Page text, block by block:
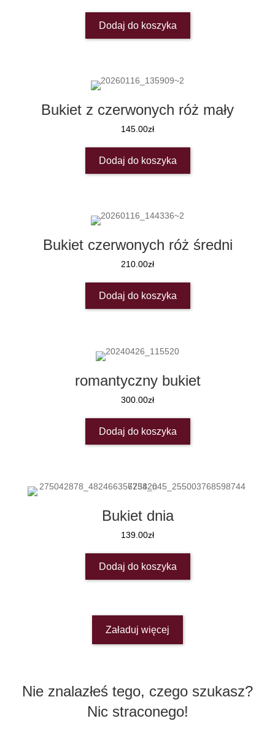
Dodaj do koszyka
Bukiet z czerwonych róż mały
145.00zł
Dodaj do koszyka
Bukiet czerwonych róż średni
210.00zł
Dodaj do koszyka
romantyczny bukiet
300.00zł
Dodaj do koszyka
Bukiet dnia
139.00zł
Dodaj do koszyka
Załaduj więcej
Nie znalazłeś tego, czego szukasz?
Nic straconego!